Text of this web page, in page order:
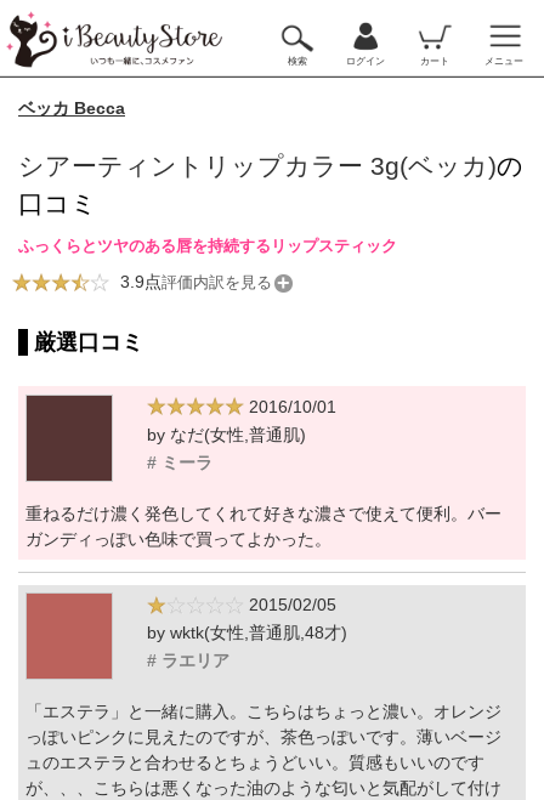
検索 ログイン カート メニュー
ベッカ Becca
シアーティントリップカラー 3g(ベッカ)の
口コミ
ふっくらとツヤのある唇を持続するリップスティック
3.9点評価内訳を見る
厳選口コミ
2016/10/01
by なだ(女性,普通肌)
# ミーラ
重ねるだけ濃く発色してくれて好きな濃さで使えて便利。バー
ガンディっぽい色味で買ってよかった。
2015/02/05
by wktk(女性,普通肌,48才)
# ラエリア
「エステラ」と一緒に購入。こちらはちょっと濃い。オレンジ
っぽいピンクに見えたのですが、茶色っぽいです。薄いベージ
ュのエステラと合わせるとちょうどいい。質感もいいのです
が、、、こちらは悪くなった油のような匂いと気配がして付け